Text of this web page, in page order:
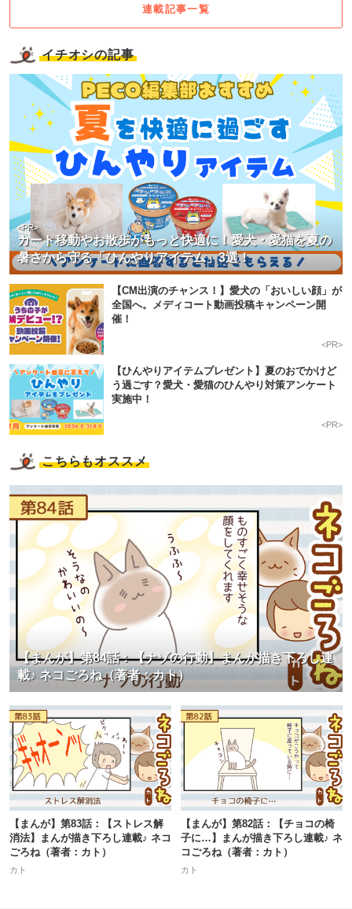
連載記事一覧
イチオシの記事
カート移動やお散歩がもっと快適に！愛犬・愛猫を夏の
暑さから守る「ひんやりアイテム」3選！
<PR>
【CM出演のチャンス！】愛犬の「おいしい顔」が
全国へ。メディコート動画投稿キャンペーン開
催！
<PR>
【ひんやりアイテムプレゼント】夏のおでかけど
う過ごす？愛犬・愛猫のひんやり対策アンケート
実施中！
<PR>
こちらもオススメ
【まんが】第84話：【ナゾの行動】まんが描き下ろし連
載♪ ネコごろね（著者：カト）
【まんが】第83話：【ストレス解
消法】まんが描き下ろし連載♪ ネコ
ごろね（著者：カト）
カト
【まんが】第82話：【チョコの椅
子に…】まんが描き下ろし連載♪ ネ
コごろね（著者：カト）
カト